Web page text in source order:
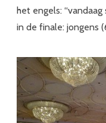
het engels:
in de finale: jongens